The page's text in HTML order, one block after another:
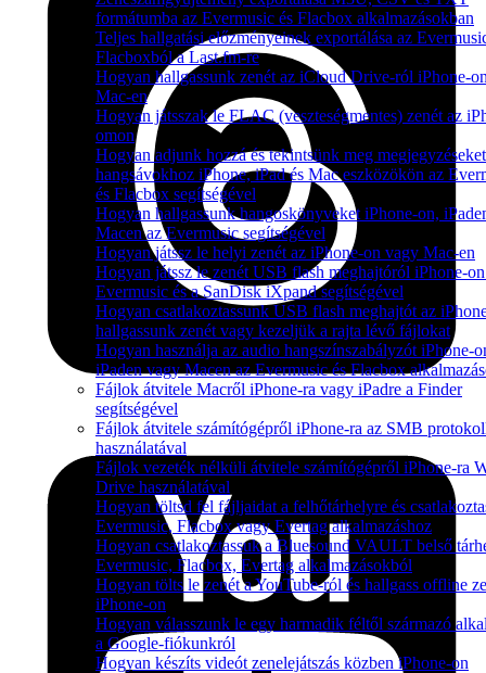
formátumba az Evermusic és Flacbox alkalmazásokban
Teljes hallgatási előzményeinek exportálása az
Flacboxból a Last.fm-re
Hogyan hallgassunk zenét az iCloud Drive-ról iPhone-
Mac-en
Hogyan játsszak le FLAC (veszteségmentes) zenét az
omon
Hogyan adjunk hozzá és tekintsünk meg
hangsávokhoz iPhone, iPad és Mac eszközökön az
és Flacbox segítségével
Hogyan hallgassunk hangoskönyveket iPhone-on,
Macen az Evermusic segítségével
Hogyan játssz le helyi zenét az iPhone-on vagy Mac-en
Hogyan játssz le zenét USB flash meghajtóról iPhone-
Evermusic és a SanDisk iXpand segítségével
Hogyan csatlakoztassunk USB flash meghajtót az
hallgassunk zenét vagy kezeljük a rajta lévő fájlokat
Hogyan használja az audio hangszínszabályzót iPhone-
iPaden vagy Macen az Evermusic és Flacbox
Fájlok átvitele Macről iPhone-ra vagy iPadre a Finder
segítségével
Fájlok átvitele számítógépről iPhone-ra az SMB
használatával
Fájlok vezeték nélküli átvitele számítógépről iPhone-ra
Drive használatával
Hogyan töltsd fel fájljaidat a felhőtárhelyre és
Evermusic, Flacbox vagy Evertag alkalmazáshoz
Hogyan csatlakoztassuk a Bluesound VAULT belső
Evermusic, Flacbox, Evertag alkalmazásokból
Hogyan tölts le zenét a YouTube-ról és hallgass offline
iPhone-on
Hogyan válasszunk le egy harmadik féltől származó
a Google-fiókunkról
Hogyan készíts videót zenelejátszás közben iPhone-on